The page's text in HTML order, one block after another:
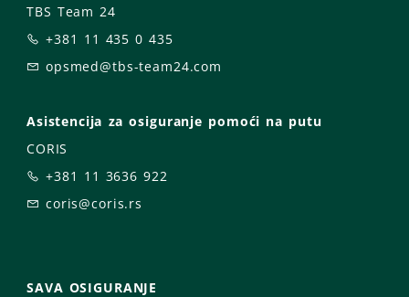
TBS Team 24
+381 11 435 0 435
opsmed@tbs-team24.com
Asistencija za osiguranje pomoći na putu
CORIS
+381 11 3636 922
coris@coris.rs
SAVA OSIGURANJE